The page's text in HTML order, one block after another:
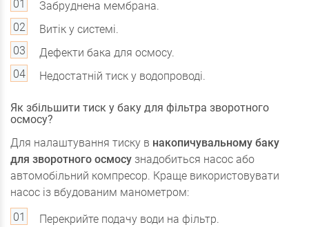
Забруднена мембрана.
Витік у системі.
Дефекти бака для осмосу.
Недостатній тиск у водопроводі.
Як збільшити тиск у баку для фільтра зворотного
осмосу?
Для налаштування тиску в накопичувальному баку
для зворотного осмосу знадобиться насос або
автомобільний компресор. Краще використовувати
насос із вбудованим манометром:
Перекрийте подачу води на фільтр.